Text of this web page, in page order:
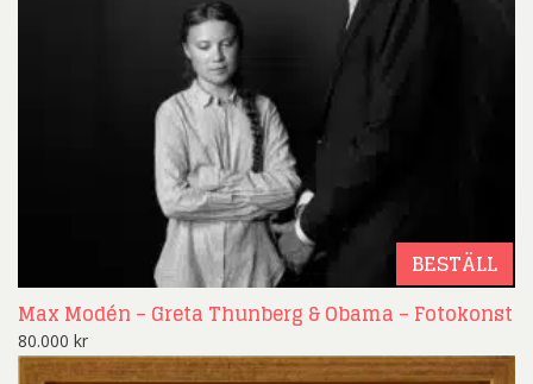
BESTÄLL
Max Modén – Greta Thunberg & Obama – Fotokonst
80.000 kr